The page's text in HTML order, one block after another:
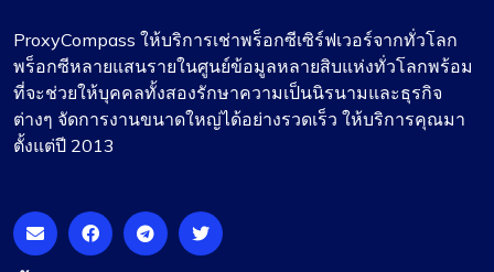
ProxyCompass ให้บริการเช่าพร็อกซีเซิร์ฟเวอร์จากทั่วโลก
พร็อกซีหลายแสนรายในศูนย์ข้อมูลหลายสิบแห่งทั่วโลกพร้อม
ที่จะช่วยให้บุคคลทั้งสองรักษาความเป็นนิรนามและธุรกิจ
ต่างๆ จัดการงานขนาดใหญ่ได้อย่างรวดเร็ว ให้บริการคุณมา
ตั้งแต่ปี 2013